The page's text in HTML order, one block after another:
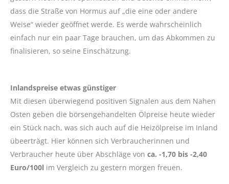
dass die Straße von Hormus auf „die eine oder andere
Weise“ wieder geöffnet werde. Es werde wahrscheinlich
einfach nur ein paar Tage brauchen, um das Abkommen zu
finalisieren, so seine Einschätzung.
Inlandspreise etwas günstiger
Mit diesen überwiegend positiven Signalen aus dem Nahen
Osten geben die börsengehandelten Ölpreise heute wieder
ein Stück nach, was sich auch auf die Heizölpreise im Inland
übeerträgt. Hier können sich Verbraucherinnen und
Verbraucher heute über Abschläge von ca. -1,70 bis -2,40
Euro/100l im Vergleich zu gestern morgen freuen.